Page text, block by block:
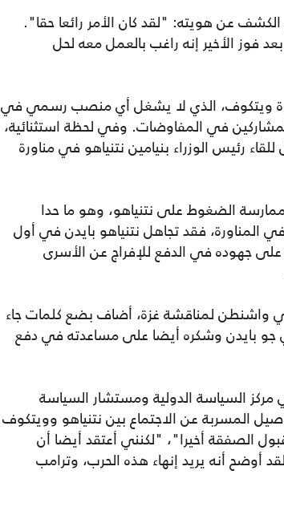
عن هويته: "لقد كان الأمر رائعا حقا".
فوز الأخير إنه راغب بالعمل معه لحل
ويتكوف، الذي لا يشغل أي منصب رسمي في
في المفاوضات. وفي لحظة استثنائية،
رئيس الوزراء بنيامين نتنياهو في مناورة
الضغوط على نتنياهو، وهو ما حدا
المناورة، فقد تجاهل نتنياهو بايدن في أول
جهوده في الدفع للإفراج عن الأسرى
واشنطن لمناقشة غزة، أضاف بضع كلمات جاء
جو بايدن وشكره أيضا على مساعدته في دفع
السياسة الدولية ومستشار السياسة
المسربة عن الاجتماع بين نتنياهو وويتكوف
الصفقة أخيرا"، "لكنني أعتقد أيضا أن
أوضح أنه يريد إنهاء هذه الحرب، وترامب